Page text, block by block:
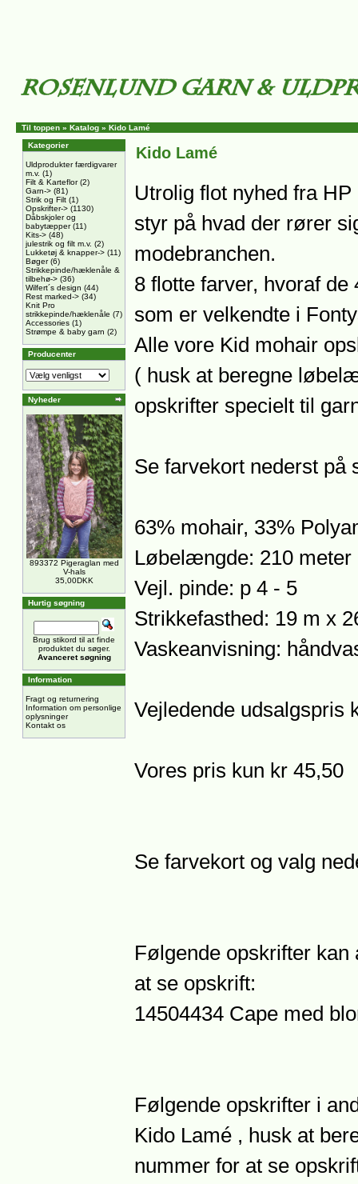
Til toppen » Katalog » Kido Lamé
Kategorier
Uldprodukter færdigvarer
m.v. (1)
Filt & Karteflor(2)
Garn-> (81)
Strik og Filt (1)
Opskrifter-> (1130)
Dåbskjoler og
babytæpper(11)
Kits-> (48)
julestrik og filt m.v. (2)
Lukketøj & knapper-> (11)
Bøger(6)
Strikkepinde/hæklenåle &
tilbehø-> (36)
Wilfert´s design (44)
Rest marked-> (34)
Knit Pro
strikkepinde/hæklenåle (7)
Accessories (1)
Strømpe & baby garn (2)
Producenter
Nyheder
893372 Pigeraglan med
V-hals
35,00DKK
Hurtig søgning
Brug stikord til at finde
produktet du søger.
Avanceret søgning
Information
Fragt og returnering
Information om personlige
oplysninger
Kontakt os
Kido Lamé
Utrolig flot nyhed fra
styr på hvad der rører
modebranchen.
8 flotte farver, hvoraf de
som er velkendte i
Alle vore Kid mohair
( husk at beregne
opskrifter specielt til
Se farvekort nederst på
63% mohair, 33%
Løbelængde: 210 meter
Vejl. pinde: p 4 - 5
Strikkefasthed: 19 m x
Vaskeanvisning:
Vejledende udsalgspris
Vores pris kun kr 45,50
Se farvekort og valg
Følgende opskrifter
at se opskrift:
14504434 Cape med
Følgende opskrifter i
Kido Lamé , husk at
nummer for at se